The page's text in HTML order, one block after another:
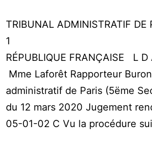
TRIBUNAL ADMINISTRATIF
RÉPUBLIQUE FRANÇAISE L
Mme Laforêt Rapporteur
administratif de Paris (5ëme
du 12 mars 2020 Jugement
05-01-02 C Vu la procédure